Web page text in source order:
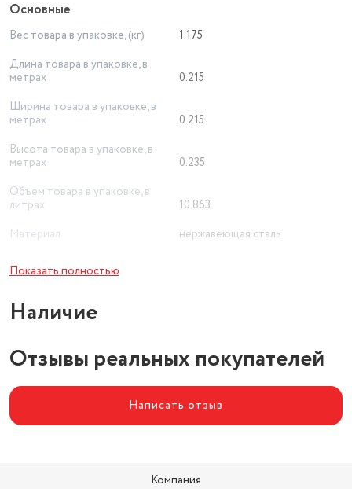
Основные
Вес товара в упаковке, (кг)
1.175
Длина товара в упаковке, в
метрах
0.215
Ширина товара в упаковке, в
метрах
0.215
Высота товара в упаковке, в
метрах
0.235
Объем товара в упаковке, в
литрах
10.863
Материал
нержавеющая сталь
Основной цвет
Показать полностью
Наличие
Отзывы реальных покупателей
Написать отзыв
Компания